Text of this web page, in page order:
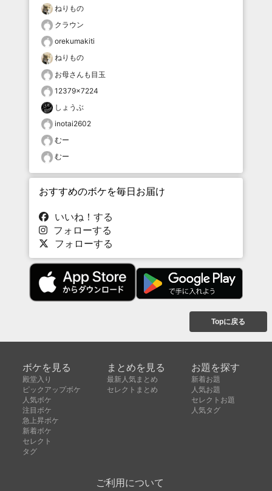
ねりもの
クラウン
orekumakiti
ねりもの
お母さんも目玉
12379×7224
しょうぶ
inotai2602
むー
むー
おすすめのボケを毎日お届け
いいね！する
フォローする
フォローする
Topに戻る
ボケを見る
殿堂入り
ピックアップボケ
人気ボケ
注目ボケ
急上昇ボケ
新着ボケ
セレクト
タグ
まとめを見る
最新人気まとめ
セレクトまとめ
お題を探す
新着お題
人気お題
セレクトお題
人気タグ
ご利用について